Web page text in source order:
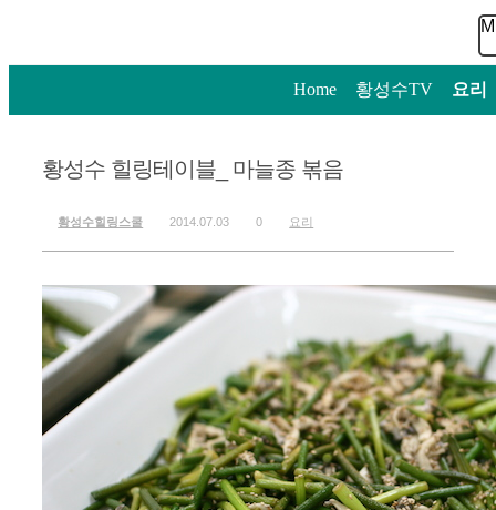
Home 황성수TV 요리
황성수 힐링테이블_ 마늘종 볶음
황성수힐링스쿨 2014.07.03 0 요리